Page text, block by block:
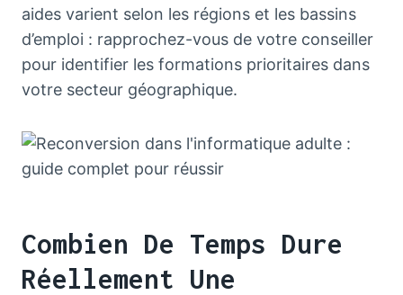
aides varient selon les régions et les bassins
d’emploi : rapprochez-vous de votre conseiller
pour identifier les formations prioritaires dans
votre secteur géographique.
Combien De Temps Dure
Réellement Une